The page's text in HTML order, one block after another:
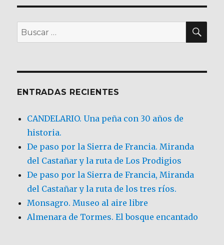
Buscar
por:
ENTRADAS RECIENTES
CANDELARIO. Una peña con 30 años de
historia.
De paso por la Sierra de Francia. Miranda
del Castañar y la ruta de Los Prodigios
De paso por la Sierra de Francia, Miranda
del Castañar y la ruta de los tres ríos.
Monsagro. Museo al aire libre
Almenara de Tormes. El bosque encantado